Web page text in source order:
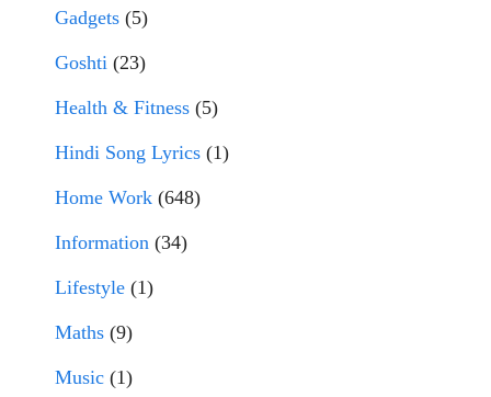
Gadgets (5)
Goshti (23)
Health & Fitness (5)
Hindi Song Lyrics (1)
Home Work (648)
Information (34)
Lifestyle (1)
Maths (9)
Music (1)